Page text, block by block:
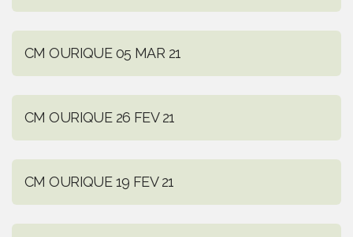
CM OURIQUE 05 MAR 21
CM OURIQUE 26 FEV 21
CM OURIQUE 19 FEV 21